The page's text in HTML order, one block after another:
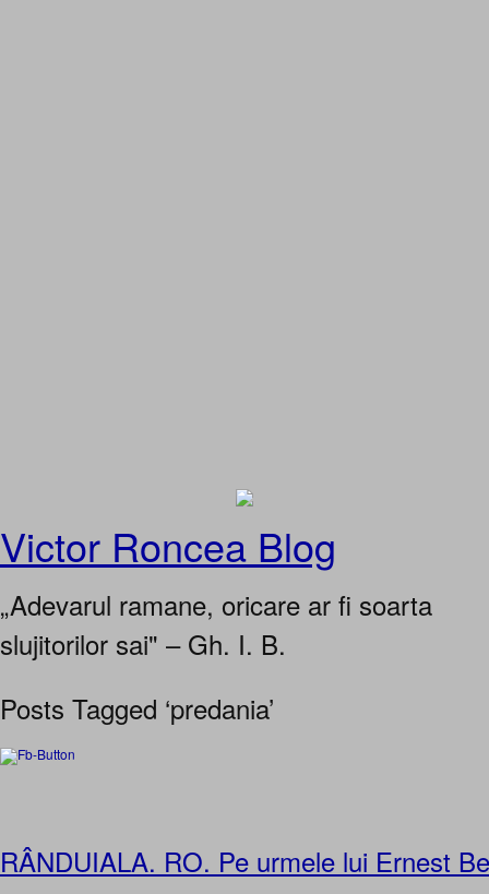
Victor Roncea Blog
„Adevarul ramane, oricare ar fi soarta
slujitorilor sai" – Gh. I. B.
Posts Tagged ‘predania’
RÂNDUIALA. RO. Pe urmele lui Ernest